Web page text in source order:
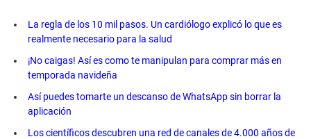
La regla de los 10 mil pasos. Un cardiólogo explicó lo que es
realmente necesario para la salud
¡No caigas! Así es como te manipulan para comprar más en
temporada navideña
Así puedes tomarte un descanso de WhatsApp sin borrar la
aplicación
Los científicos descubren una red de canales de 4.000 años de